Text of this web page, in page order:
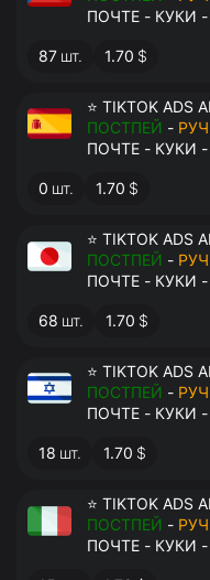
ПОЧТЕ - КУКИ
87 шт. 1.70 $
⭐ TIKTOK
ПОСТПЕЙ -
ПОЧТЕ - КУКИ
0 шт. 1.70 $
⭐ TIKTOK
ПОСТПЕЙ -
ПОЧТЕ - КУКИ
68 шт. 1.70 $
⭐ TIKTOK
ПОСТПЕЙ -
ПОЧТЕ - КУКИ
18 шт. 1.70 $
⭐ TIKTOK
ПОСТПЕЙ -
ПОЧТЕ - КУКИ